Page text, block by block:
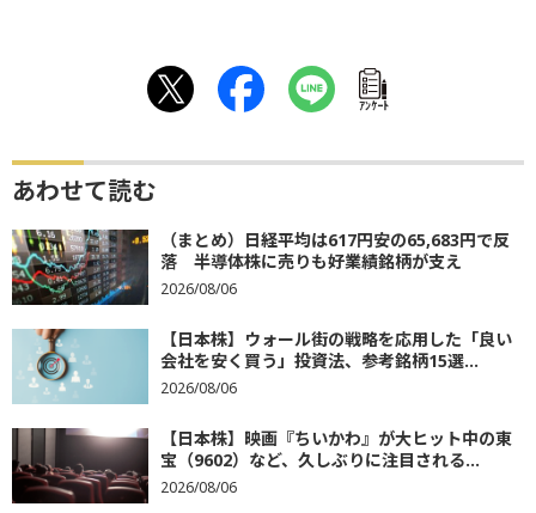
ｱﾝｹｰﾄ
あわせて読む
（まとめ）日経平均は617円安の65,683円で反
落 半導体株に売りも好業績銘柄が支え
2026/08/06
【日本株】ウォール街の戦略を応用した「良い
会社を安く買う」投資法、参考銘柄15選...
2026/08/06
【日本株】映画『ちいかわ』が大ヒット中の東
宝（9602）など、久しぶりに注目される...
2026/08/06